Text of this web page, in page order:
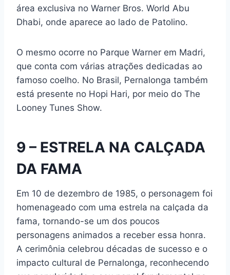
área exclusiva no Warner Bros. World Abu
Dhabi, onde aparece ao lado de Patolino.
O mesmo ocorre no Parque Warner em Madri,
que conta com várias atrações dedicadas ao
famoso coelho. No Brasil, Pernalonga também
está presente no Hopi Hari, por meio do The
Looney Tunes Show.
9 – ESTRELA NA CALÇADA
DA FAMA
Em 10 de dezembro de 1985, o personagem foi
homenageado com uma estrela na calçada da
fama, tornando-se um dos poucos
personagens animados a receber essa honra.
A cerimônia celebrou décadas de sucesso e o
impacto cultural de Pernalonga, reconhecendo